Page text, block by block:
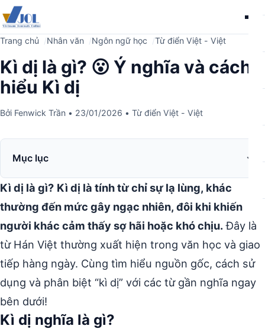
Trang chủ Nhân văn Ngôn ngữ học Từ điển Việt - Việt
Kì dị là gì? 😮 Ý nghĩa và cách
hiểu Kì dị
Bởi Fenwick Trần • 23/01/2026 • Từ điển Việt - Việt
Mục lục
Kì dị là gì? Kì dị là tính từ chỉ sự lạ lùng, khác
thường đến mức gây ngạc nhiên, đôi khi khiến
người khác cảm thấy sợ hãi hoặc khó chịu.Đây là
từ Hán Việt thường xuất hiện trong văn học và giao
tiếp hàng ngày. Cùng tìm hiểu nguồn gốc, cách sử
dụng và phân biệt “kì dị” với các từ gần nghĩa ngay
bên dưới!
Kì dị nghĩa là gì?